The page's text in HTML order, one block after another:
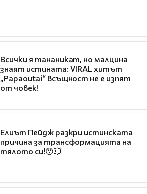
Всички я тананикат, но малцина
знаят истината: VIRAL хитът
„Papaoutai“ всъщност не е изпят
от човек!
Елиът Пейдж разкри истинската
причина за трансформацията на
тялото си!😯💥